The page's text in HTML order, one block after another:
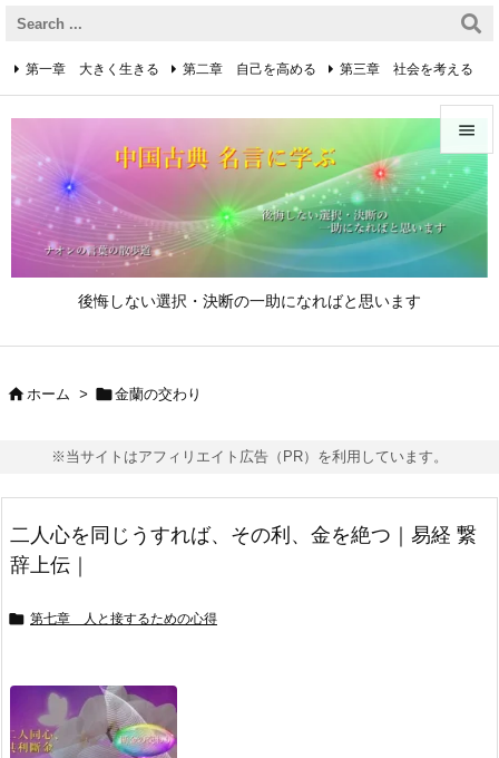
後悔しない選択・決断の一助になればと思います


メニュ

第一章 大きく生きる 第二章 自己を高める 第三章 社会を考える
第四章 着実に生きる 第五章 逆境を乗り越えるための心得
第六章 成功の心得 第七章 人と接するための心得
第八章 リーダーの心得
 ホーム > 金蘭の交わり
※当サイトはアフィリエイト広告（PR）を利用しています。
二人心を同じうすれば、その利、金を絶つ｜易経 繋
辞上伝｜
 第七章 人と接するための心得